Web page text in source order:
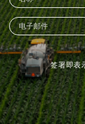
签署即表